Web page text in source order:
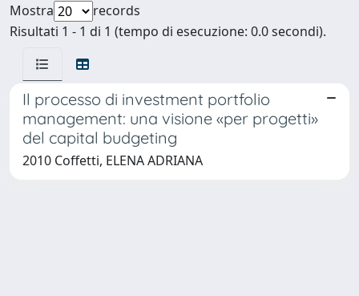
Mostra
records
Risultati 1 - 1 di 1 (tempo di esecuzione: 0.0 secondi).
Il processo di investment portfolio
management: una visione «per progetti»
del capital budgeting
2010 Coffetti, ELENA ADRIANA